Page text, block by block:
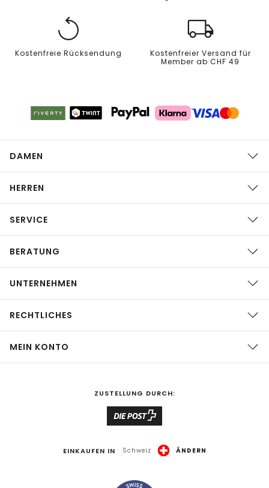
Kostenfreie Rücksendung
Kostenfreier Versand für
Member ab CHF 49
DAMEN
HERREN
SERVICE
BERATUNG
UNTERNEHMEN
RECHTLICHES
MEIN KONTO
ZUSTELLUNG DURCH:
EINKAUFEN IN Schweiz ÄNDERN